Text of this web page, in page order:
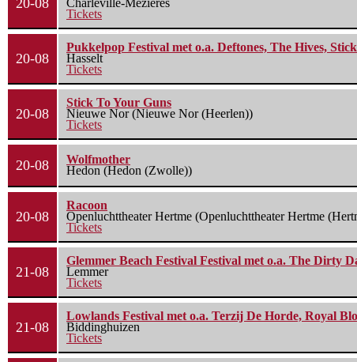
20-08
Charleville-Mézières
Tickets
20-08
Pukkelpop Festival met o.a. Deftones, The Hives,
Hasselt
Tickets
20-08
Stick To Your Guns
Nieuwe Nor (Nieuwe Nor (Heerlen))
Tickets
20-08
Wolfmother
Hedon (Hedon (Zwolle))
20-08
Racoon
Openluchttheater Hertme (Openluchttheater Hertme
Tickets
21-08
Glemmer Beach Festival Festival met o.a. The Dirty
Lemmer
Tickets
21-08
Lowlands Festival met o.a. Terzij De Horde, Royal
Biddinghuizen
Tickets